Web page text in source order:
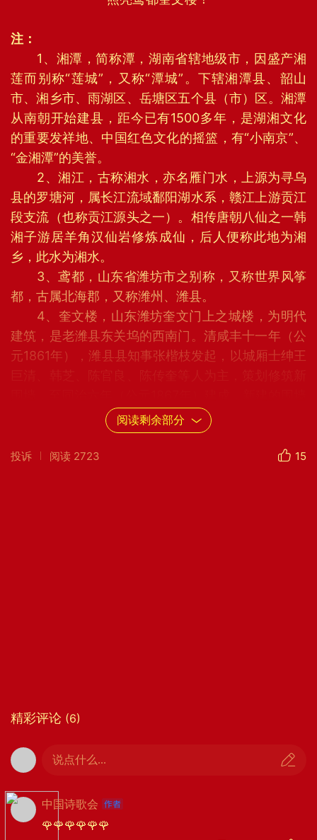
注：
1、湘潭，简称潭，湖南省辖地级市，因盛产湘
莲而别称“莲城”，又称“潭城”。下辖湘潭县、韶山
市、湘乡市、雨湖区、岳塘区五个县（市）区。湘潭
从南朝开始建县，距今已有1500多年，是湖湘文化
的重要发祥地、中国红色文化的摇篮，有“小南京”、
“金湘潭”的美誉。
2、湘江，古称湘水，亦名雁门水，上源为寻乌
县的罗塘河，属长江流域鄱阳湖水系，赣江上游贡江
段支流（也称贡江源头之一）。相传唐朝八仙之一韩
湘子游居羊角汉仙岩修炼成仙，后人便称此地为湘
乡，此水为湘水。
3、鸢都，山东省潍坊市之别称，又称世界风筝
都，古属北海郡，又称潍州、潍县。
4、奎文楼，山东潍坊奎文门上之城楼，为明代
建筑，是老潍县东关坞的西南门。清咸丰十一年（公
元1861年），潍县县知事张楷枝发起，以城厢士绅王
有围子门七个，在高度和宽度上比旧围墙有所扩大，
上有城堞，设有城门，上建城楼，可与县城媲美。清
代康熙年间，举人于泽等人倡建，在县城东南角的城
写于2019年2月10日晚乘火车K878赴贵州参加中国
家诗人高级研修班暨诗意的行走——再聚贵州系列
活动途经湖南湘潭
《湘潭赋》，是诗人乘火车经过湖南湘潭时所作
阅读剩余部分
投诉 阅读 2723 15
精彩评论 (6)
说点什么...
中国诗歌会
🌹🌹🌹🌹🌹🌹